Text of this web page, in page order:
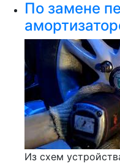
По замене
Из схем